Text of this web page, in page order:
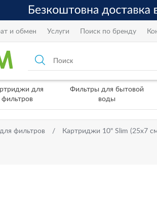
и обмен Услуги Поиск по бренду
для
фильтров
Фильтры для бытовой
воды
фильтров Картриджи 10" Slim (25х7